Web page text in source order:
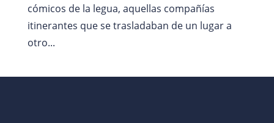
cómicos de la legua, aquellas compañías
itinerantes que se trasladaban de un lugar a
otro...